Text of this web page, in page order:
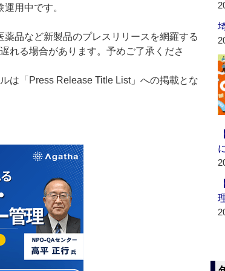
用中です。
品など新製品のプレスリリースを網羅する
れる場合があります。予めご了承くださ
は「Press Release Title List」への掲載とな